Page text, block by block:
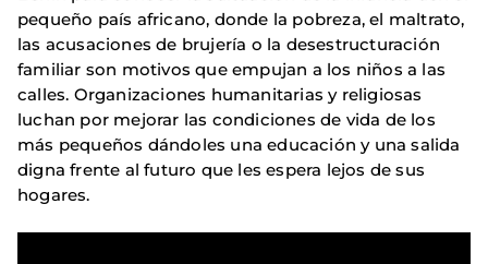
pequeño país africano, donde la pobreza, el maltrato,
las acusaciones de brujería o la desestructuración
familiar son motivos que empujan a los niños a las
calles. Organizaciones humanitarias y religiosas
luchan por mejorar las condiciones de vida de los
más pequeños dándoles una educación y una salida
digna frente al futuro que les espera lejos de sus
hogares.